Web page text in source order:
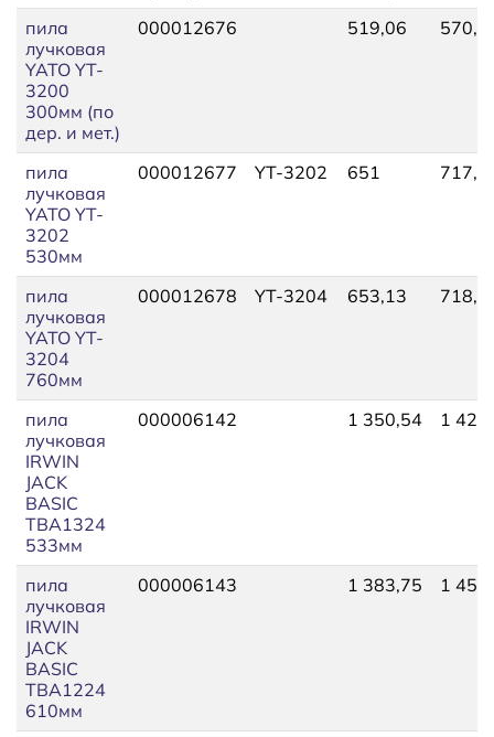
пила
лучковая
YATO YT-
3200
300мм (по
дер. и мет.)
000012676 519,06
пила
лучковая
YATO YT-
3202
530мм
000012677 YT-3202 651
пила
лучковая
YATO YT-
3204
760мм
000012678 YT-3204 653,13
пила
лучковая
IRWIN
JACK
BASIC
TBA1324
533мм
000006142 1 350,54 1
пила
лучковая
IRWIN
JACK
BASIC
TВА1224
610мм
000006143 1 383,75 1